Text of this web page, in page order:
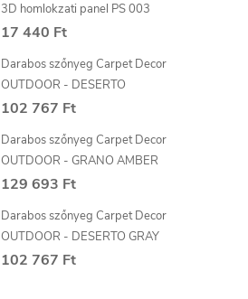
3D homlokzati panel PS 003
17 440 Ft
Darabos szőnyeg Carpet Decor
OUTDOOR - DESERTO
102 767 Ft
Darabos szőnyeg Carpet Decor
OUTDOOR - GRANO AMBER
129 693 Ft
Darabos szőnyeg Carpet Decor
OUTDOOR - DESERTO GRAY
102 767 Ft